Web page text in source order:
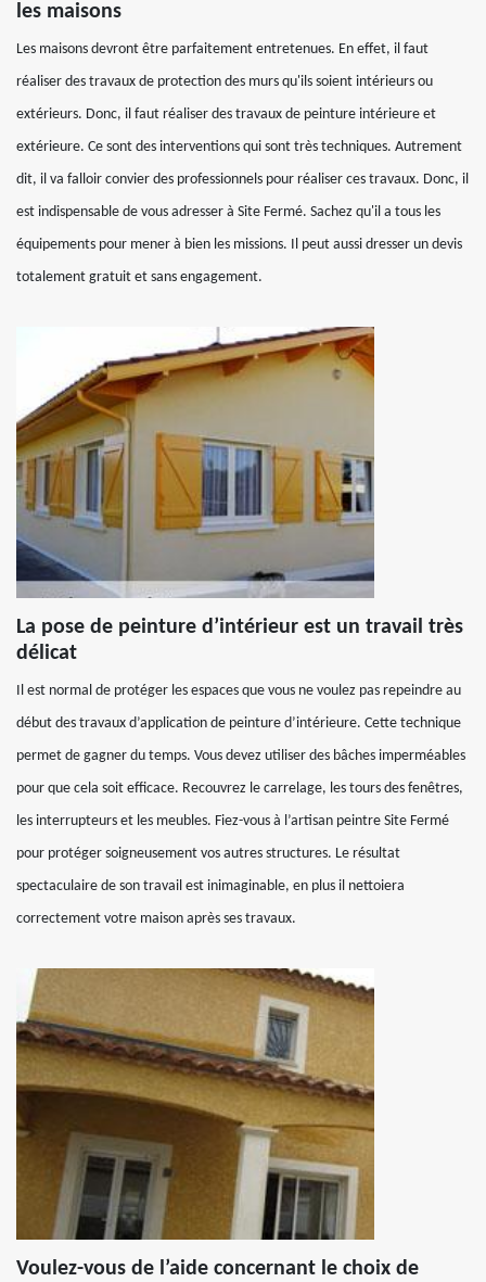
les maisons
Les maisons devront être parfaitement entretenues. En effet, il faut
réaliser des travaux de protection des murs qu'ils soient intérieurs ou
extérieurs. Donc, il faut réaliser des travaux de peinture intérieure et
extérieure. Ce sont des interventions qui sont très techniques. Autrement
dit, il va falloir convier des professionnels pour réaliser ces travaux. Donc, il
est indispensable de vous adresser à Site Fermé. Sachez qu'il a tous les
équipements pour mener à bien les missions. Il peut aussi dresser un devis
totalement gratuit et sans engagement.
La pose de peinture d’intérieur est un travail très
délicat
Il est normal de protéger les espaces que vous ne voulez pas repeindre au
début des travaux d’application de peinture d’intérieure. Cette technique
permet de gagner du temps. Vous devez utiliser des bâches imperméables
pour que cela soit efficace. Recouvrez le carrelage, les tours des fenêtres,
les interrupteurs et les meubles. Fiez-vous à l’artisan peintre Site Fermé
pour protéger soigneusement vos autres structures. Le résultat
spectaculaire de son travail est inimaginable, en plus il nettoiera
correctement votre maison après ses travaux.
Voulez-vous de l’aide concernant le choix de